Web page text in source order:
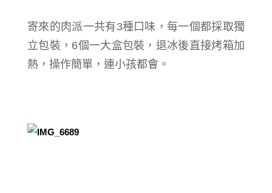
寄來的肉派一共有3種口味，每一個都採取獨
立包裝，6個一大盒包裝，退冰後直接烤箱加
熱，操作簡單，連小孩都會。